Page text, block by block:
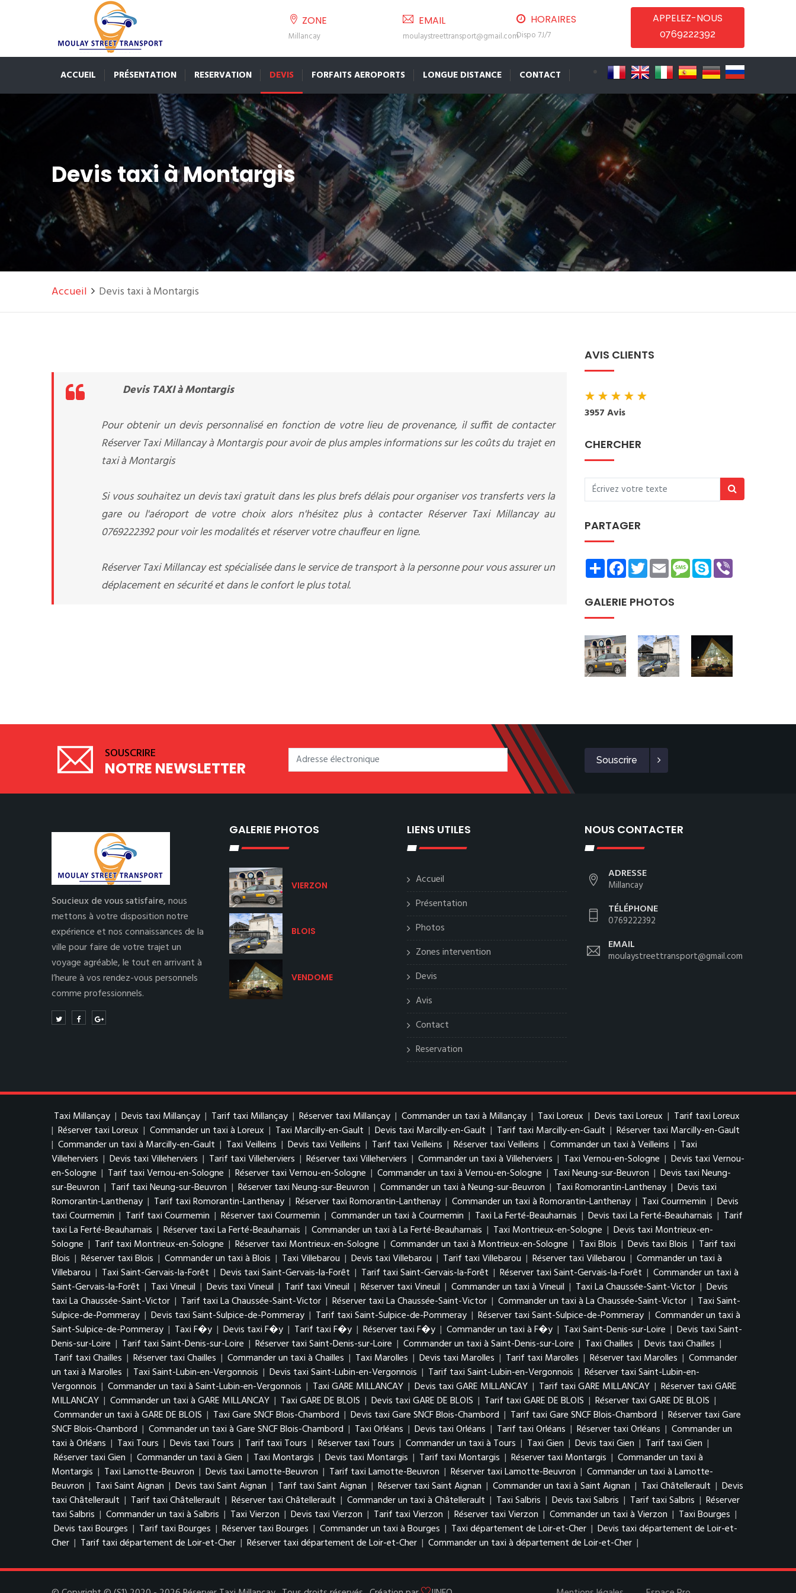
ZONE
Millancay
EMAIL
moulaystreettransport@gmail.com
HORAIRES
Dispo 7J/7
APPELEZ-NOUS
0769222392
ACCUEIL PRÉSENTATION RESERVATION DEVIS FORFAITS AEROPORTS LONGUE DISTANCE CONTACT
Devis taxi à Montargis
Accueil Devis taxi à Montargis
Devis TAXI à Montargis
Pour obtenir un devis personnalisé en fonction de votre lieu de provenance, il suffit de contacter
Réserver Taxi Millancay à Montargis pour avoir de plus amples informations sur les coûts du trajet en
taxi à Montargis
Si vous souhaitez un devis taxi gratuit dans les plus brefs délais pour organiser vos transferts vers la
gare ou l'aéroport de votre choix alors n'hésitez plus à contacter Réserver Taxi Millancay au
0769222392 pour voir les modalités et réserver votre chauffeur en ligne.
Réserver Taxi Millancay est spécialisée dans le service de transport à la personne pour vous assurer un
déplacement en sécurité et dans le confort le plus total.
AVIS CLIENTS
★★★★★
3957 Avis
CHERCHER
PARTAGER
ShareFacebookTwitterEmailMessage
Skype
GALERIE PHOTOS
SOUSCRIRE
NOTRE NEWSLETTER Souscrire
Soucieux de vous satisfaire,nous
mettons à votre disposition notre
expérience et nos connaissances de la
ville pour faire de votre trajet un
voyage agréable, le tout en arrivant à
l’heure à vos rendez-vous personnels
comme professionnels.
GALERIE PHOTOS
VIERZON
BLOIS
VENDOME
LIENS UTILES
Accueil
Présentation
Photos
Zones intervention
Devis
Avis
Contact
Reservation
NOUS CONTACTER
ADRESSE
Millancay
TÉLÉPHONE
0769222392
EMAIL
moulaystreettransport@gmail.com
Taxi Millançay | Devis taxi Millançay | Tarif taxi Millançay | Réserver taxi Millançay | Commander un taxi à Millançay | Taxi Loreux | Devis taxi Loreux | Tarif taxi Loreux
| Réserver taxi Loreux | Commander un taxi à Loreux | Taxi Marcilly-en-Gault | Devis taxi Marcilly-en-Gault | Tarif taxi Marcilly-en-Gault | Réserver taxi Marcilly-en-Gault
| Commander un taxi à Marcilly-en-Gault | Taxi Veilleins | Devis taxi Veilleins | Tarif taxi Veilleins | Réserver taxi Veilleins | Commander un taxi à Veilleins | Taxi
Villeherviers | Devis taxi Villeherviers | Tarif taxi Villeherviers | Réserver taxi Villeherviers | Commander un taxi à Villeherviers | Taxi Vernou-en-Sologne | Devis taxi Vernou-
en-Sologne | Tarif taxi Vernou-en-Sologne | Réserver taxi Vernou-en-Sologne | Commander un taxi à Vernou-en-Sologne | Taxi Neung-sur-Beuvron | Devis taxi Neung-
sur-Beuvron | Tarif taxi Neung-sur-Beuvron | Réserver taxi Neung-sur-Beuvron | Commander un taxi à Neung-sur-Beuvron | Taxi Romorantin-Lanthenay | Devis taxi
Romorantin-Lanthenay | Tarif taxi Romorantin-Lanthenay | Réserver taxi Romorantin-Lanthenay | Commander un taxi à Romorantin-Lanthenay | Taxi Courmemin | Devis
taxi Courmemin | Tarif taxi Courmemin | Réserver taxi Courmemin | Commander un taxi à Courmemin | Taxi La Ferté-Beauharnais | Devis taxi La Ferté-Beauharnais | Tarif
taxi La Ferté-Beauharnais | Réserver taxi La Ferté-Beauharnais | Commander un taxi à La Ferté-Beauharnais | Taxi Montrieux-en-Sologne | Devis taxi Montrieux-en-
Sologne | Tarif taxi Montrieux-en-Sologne | Réserver taxi Montrieux-en-Sologne | Commander un taxi à Montrieux-en-Sologne | Taxi Blois | Devis taxi Blois | Tarif taxi
Blois | Réserver taxi Blois | Commander un taxi à Blois | Taxi Villebarou | Devis taxi Villebarou | Tarif taxi Villebarou | Réserver taxi Villebarou | Commander un taxi à
Villebarou | Taxi Saint-Gervais-la-Forêt | Devis taxi Saint-Gervais-la-Forêt | Tarif taxi Saint-Gervais-la-Forêt | Réserver taxi Saint-Gervais-la-Forêt | Commander un taxi à
Saint-Gervais-la-Forêt | Taxi Vineuil | Devis taxi Vineuil | Tarif taxi Vineuil | Réserver taxi Vineuil | Commander un taxi à Vineuil | Taxi La Chaussée-Saint-Victor | Devis
taxi La Chaussée-Saint-Victor | Tarif taxi La Chaussée-Saint-Victor | Réserver taxi La Chaussée-Saint-Victor | Commander un taxi à La Chaussée-Saint-Victor | Taxi Saint-
Sulpice-de-Pommeray | Devis taxi Saint-Sulpice-de-Pommeray | Tarif taxi Saint-Sulpice-de-Pommeray | Réserver taxi Saint-Sulpice-de-Pommeray | Commander un taxi à
Saint-Sulpice-de-Pommeray | Taxi F�y | Devis taxi F�y | Tarif taxi F�y | Réserver taxi F�y | Commander un taxi à F�y | Taxi Saint-Denis-sur-Loire | Devis taxi Saint-
Denis-sur-Loire | Tarif taxi Saint-Denis-sur-Loire | Réserver taxi Saint-Denis-sur-Loire | Commander un taxi à Saint-Denis-sur-Loire | Taxi Chailles | Devis taxi Chailles |
Tarif taxi Chailles | Réserver taxi Chailles | Commander un taxi à Chailles | Taxi Marolles | Devis taxi Marolles | Tarif taxi Marolles | Réserver taxi Marolles | Commander
un taxi à Marolles | Taxi Saint-Lubin-en-Vergonnois | Devis taxi Saint-Lubin-en-Vergonnois | Tarif taxi Saint-Lubin-en-Vergonnois | Réserver taxi Saint-Lubin-en-
Vergonnois | Commander un taxi à Saint-Lubin-en-Vergonnois | Taxi GARE MILLANCAY | Devis taxi GARE MILLANCAY | Tarif taxi GARE MILLANCAY | Réserver taxi GARE
MILLANCAY | Commander un taxi à GARE MILLANCAY | Taxi GARE DE BLOIS | Devis taxi GARE DE BLOIS | Tarif taxi GARE DE BLOIS | Réserver taxi GARE DE BLOIS |
Commander un taxi à GARE DE BLOIS | Taxi Gare SNCF Blois-Chambord | Devis taxi Gare SNCF Blois-Chambord | Tarif taxi Gare SNCF Blois-Chambord | Réserver taxi Gare
SNCF Blois-Chambord | Commander un taxi à Gare SNCF Blois-Chambord | Taxi Orléans | Devis taxi Orléans | Tarif taxi Orléans | Réserver taxi Orléans | Commander un
taxi à Orléans | Taxi Tours | Devis taxi Tours | Tarif taxi Tours | Réserver taxi Tours | Commander un taxi à Tours | Taxi Gien | Devis taxi Gien | Tarif taxi Gien |
Réserver taxi Gien | Commander un taxi à Gien | Taxi Montargis | Devis taxi Montargis | Tarif taxi Montargis | Réserver taxi Montargis | Commander un taxi à
Montargis | Taxi Lamotte-Beuvron | Devis taxi Lamotte-Beuvron | Tarif taxi Lamotte-Beuvron | Réserver taxi Lamotte-Beuvron | Commander un taxi à Lamotte-
Beuvron | Taxi Saint Aignan | Devis taxi Saint Aignan | Tarif taxi Saint Aignan | Réserver taxi Saint Aignan | Commander un taxi à Saint Aignan | Taxi Châtellerault | Devis
taxi Châtellerault | Tarif taxi Châtellerault | Réserver taxi Châtellerault | Commander un taxi à Châtellerault | Taxi Salbris | Devis taxi Salbris | Tarif taxi Salbris | Réserver
taxi Salbris | Commander un taxi à Salbris | Taxi Vierzon | Devis taxi Vierzon | Tarif taxi Vierzon | Réserver taxi Vierzon | Commander un taxi à Vierzon | Taxi Bourges |
Devis taxi Bourges | Tarif taxi Bourges | Réserver taxi Bourges | Commander un taxi à Bourges | Taxi département de Loir-et-Cher | Devis taxi département de Loir-et-
Cher | Tarif taxi département de Loir-et-Cher | Réserver taxi département de Loir-et-Cher | Commander un taxi à département de Loir-et-Cher |